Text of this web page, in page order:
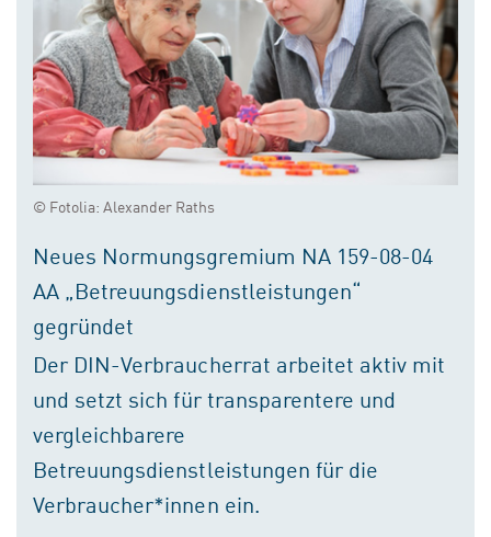
© Fotolia: Alexander Raths
Neues Normungsgremium NA 159-08-04
AA „Betreuungsdienstleistungen“
gegründet
Der DIN-Verbraucherrat arbeitet aktiv mit
und setzt sich für transparentere und
vergleichbarere
Betreuungsdienstleistungen für die
Verbraucher*innen ein.